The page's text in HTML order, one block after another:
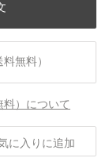
無料）
）について
に入りに追加